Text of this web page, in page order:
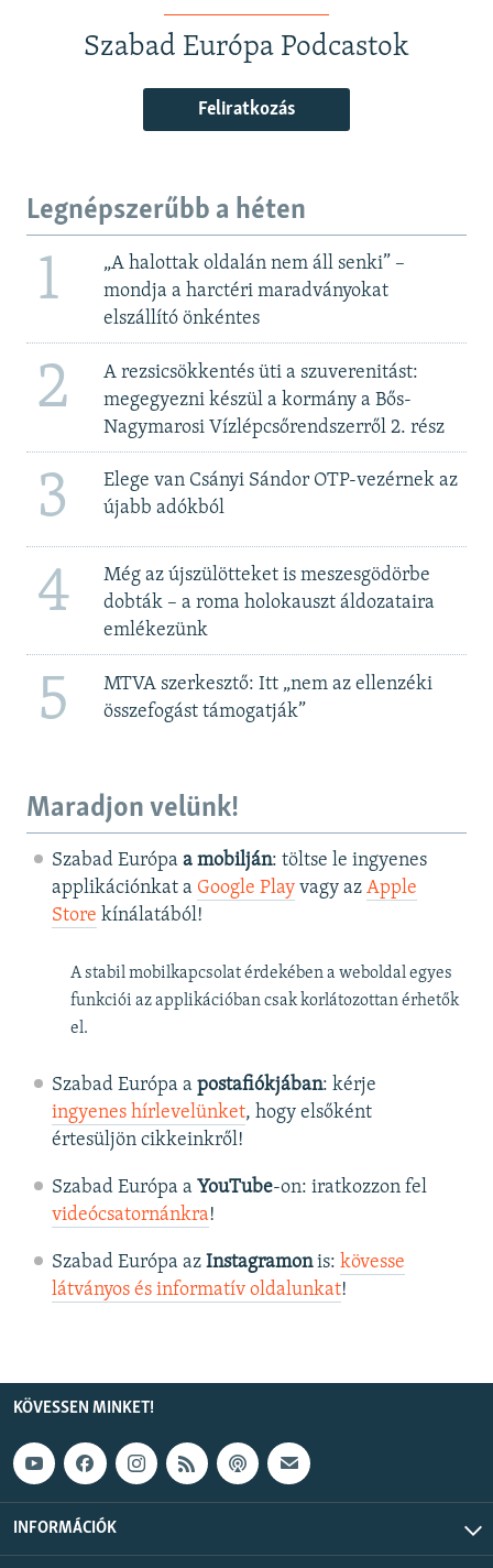
Szabad Európa Podcastok
Feliratkozás
Legnépszerűbb a héten
1
„A halottak oldalán nem áll senki” –
mondja a harctéri maradványokat
elszállító önkéntes
2
A rezsicsökkentés üti a szuverenitást:
megegyezni készül a kormány a Bős-
Nagymarosi Vízlépcsőrendszerről 2. rész
3
Elege van Csányi Sándor OTP-vezérnek az
újabb adókból
4
Még az újszülötteket is meszesgödörbe
dobták – a roma holokauszt áldozataira
emlékezünk
5
MTVA szerkesztő: Itt „nem az ellenzéki
összefogást támogatják”
Maradjon velünk!
Szabad Európa a mobilján: töltse le ingyenes
applikációnkat a Google Playvagy az Apple
Store kínálatából!
A stabil mobilkapcsolat érdekében a weboldal egyes
funkciói az applikációban csak korlátozottan érhetők
el.
Szabad Európa a postafiókjában: kérje
ingyenes hírlevelünket, hogy elsőként
értesüljön cikkeinkről!
Szabad Európa a YouTube-on: iratkozzon fel
videócsatornánkra!
Szabad Európa az Instagramonis: kövesse
látványos és informatív oldalunkat! ​
KÖVESSEN MINKET!
INFORMÁCIÓK